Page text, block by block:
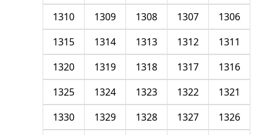
1306
1307
1308
1309
1310
1311
1312
1313
1314
1315
1316
1317
1318
1319
1320
1321
1322
1323
1324
1325
1326
1327
1328
1329
1330